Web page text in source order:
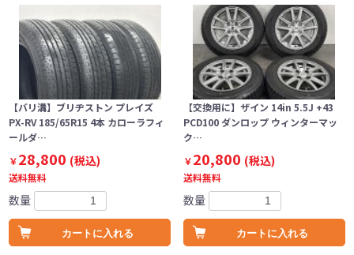
【バリ溝】ブリヂストン プレイズ
PX-RV 185/65R15 4本 カローラフィ
ールダ…
￥28,800 (税込)
送料無料
数量
カートに入れる
【交換用に】ザイン 14in 5.5J +43
PCD100 ダンロップ ウィンターマッ
ク…
￥20,800 (税込)
送料無料
数量
カートに入れる